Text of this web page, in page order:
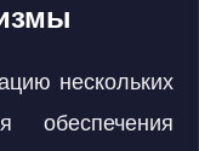
нескольких
обеспечения